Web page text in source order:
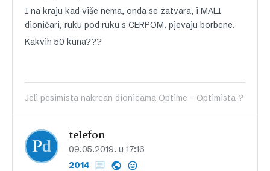
I na kraju kad više nema, onda se zatvara, i MALI
dioničari, ruku pod ruku s CERPOM, pjevaju borbene.
Kakvih 50 kuna???
Jeli pesimista nakrcan dionicama Optime - Optimista ?
telefon
09.05.2019. u 17:16
2014